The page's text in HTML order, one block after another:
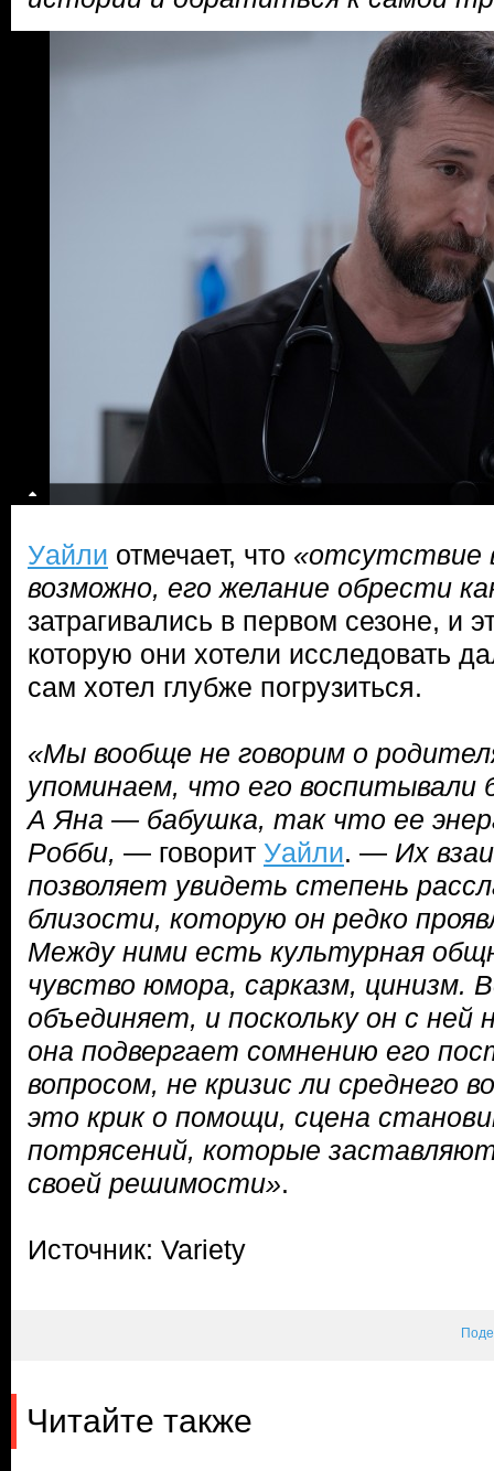
Уайли отмечает, что «отсутствие
возможно, его желание обрести
затрагивались в первом сезоне, и
которую они хотели исследовать
сам хотел глубже погрузиться.
«Мы вообще не говорим о
упоминаем, что его воспитывали
А Яна — бабушка, так что ее
Робби, — говорит Уайли. — Их
позволяет увидеть степень
близости, которую он редко
Между ними есть культурная
чувство юмора, сарказм, цинизм.
объединяет, и поскольку он с ней
она подвергает сомнению его
вопросом, не кризис ли среднего
это крик о помощи, сцена
потрясений, которые
своей решимости».
Источник: Variety
Читайте также